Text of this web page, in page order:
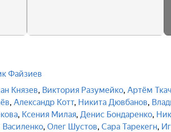
Файзиев
Князев, Виктория Разумейко, Артём
, Александр Котт, Никита Дювбанов,
, Ксения Милая, Денис Бондаренко,
Василенко, Олег Шустов, Сара Тарекегн,